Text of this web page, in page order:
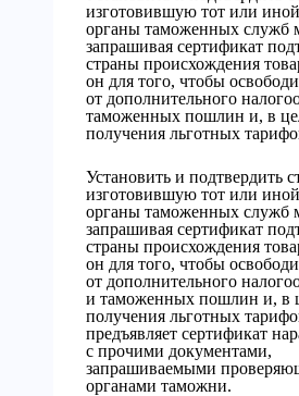
изготовившую тот или
органы таможенных служб
запрашивая сертификат
страны происхождения
он для того, чтобы
от дополнительного
таможенных пошлин и, в
получения льготных
Установить и подтвердить
изготовившую тот или
органы таможенных служб
запрашивая сертификат
страны происхождения
он для того, чтобы
от дополнительного
и таможенных пошлин и, в
получения льготных
предъявляет сертификат
с прочими документами,
запрашиваемыми
органами таможни.